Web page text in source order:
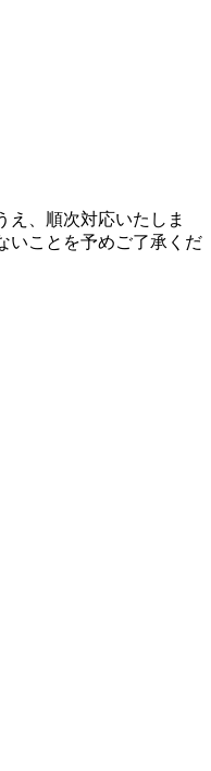
え、順次対応いたしま
いことを予めご了承くだ